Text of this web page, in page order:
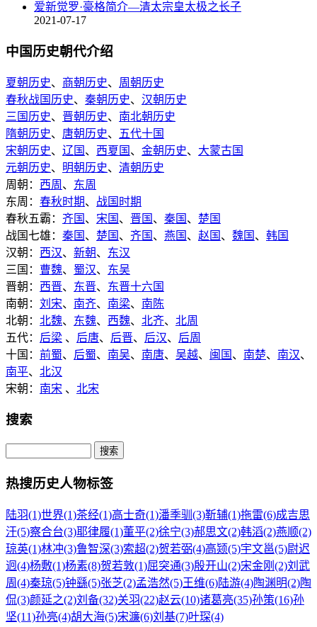
爱新觉罗·豪格简介—清太宗皇太极之长子
2021-07-17
中国历史朝代介绍
夏朝历史、 商朝历史、 周朝历史
春秋战国历史、 秦朝历史、 汉朝历史
三国历史、 晋朝历史、 南北朝历史
隋朝历史、 唐朝历史、
五代十国
宋朝历史、 辽国 、 西夏国 、 金朝历史、 大蒙古国
元朝历史、 明朝历史、 清朝历史
周朝： 西周 、 东周
东周： 春秋时期、 战国时期
春秋五霸： 齐国 、 宋国 、 晋国 、 秦国 、 楚国
战国七雄： 秦国 、 楚国 、 齐国 、 燕国 、 赵国 、 魏国 、 韩国
汉朝： 西汉、 新朝、 东汉
三国： 曹魏、 蜀汉、 东吴
晋朝： 西晋、 东晋、 东晋十六国
南朝： 刘宋、 南齐、 南梁、 南陈
北朝： 北魏、 东魏、 西魏、 北齐、 北周
五代： 后梁 、 后唐、 后晋、 后汉、 后周
十国： 前蜀、 后蜀、 南吴、 南唐、 吴越、 闽国 、 南楚、 南汉、
南平、 北汉
宋朝： 南宋 、 北宋
搜索
热搜历史人物标签
陆羽(1)世界(1)茶经(1)高士奇(1)潘季驯(3)靳辅(1)拖雷(6)成吉思
汗(5)察合台(3)耶律履(1)董平(2)徐宁(3)郝思文(2)韩滔(2)燕顺(2)
琼英(1)林冲(3)鲁智深(3)索超(2)贺若弼(4)高颎(5)宇文邕(5)尉迟
迥(4)杨敷(1)杨素(8)贺若敦(1)屈突通(3)殷开山(2)宋金刚(2)刘武
周(4)秦琼(5)钟繇(5)张芝(2)孟浩然(5)王维(6)陆游(4)陶渊明(2)陶
侃(3)颜延之(2)刘备(32)关羽(22)赵云(10)诸葛亮(35)孙策(16)孙
坚(11)孙亮(4)胡大海(5)宋濂(6)刘基(7)叶琛(4)